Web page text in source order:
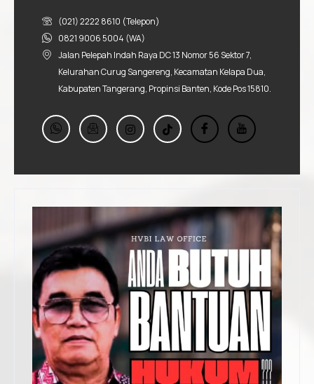
(021) 2222 8610 (Telepon)
0821 9006 5004 (WA)
Jalan Pelepah Indah Raya DC 13 Nomor 56 Sektor 7,
Kelurahan Curug Sangereng, Kecamatan Kelapa Dua,
Kabupaten Tangerang, Propinsi Banten, Kode Pos 15810.